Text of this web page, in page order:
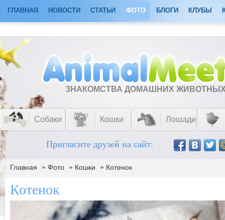
ГЛАВНАЯ НОВОСТИ СТАТЬИ ФОТО БЛОГИ КЛУБЫ
ЗНАКОМСТВА ДОМАШНИХ
Собаки Кошки Лошади
Пригласите друзей на сайт:
Главная » Фото » Кошки » Котенок
Котенок